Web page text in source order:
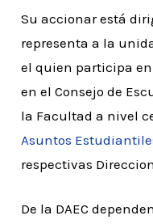
Su accionar está
representa a la
el quien participa
en el Consejo de
la Facultad a nivel
Asuntos
respectivas
De la DAEC